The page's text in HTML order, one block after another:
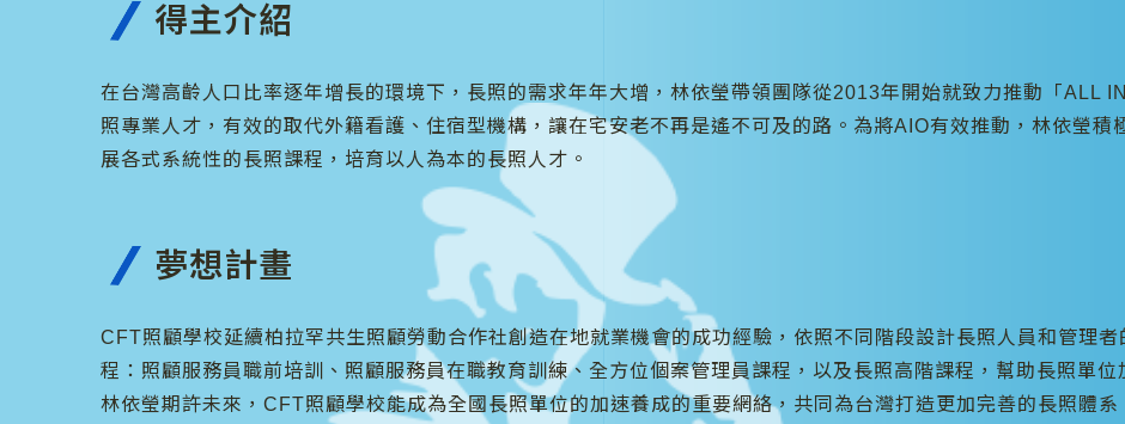
得主介紹
在台灣高齡人口比率逐年增長的環境下，長照的需求年年大增，林依瑩帶領團隊從2013年開始就致力推動「ALL
照專業人才，有效的取代外籍看護、住宿型機構，讓在宅安老不再是遙不可及的路。為將AIO有效推動，林依瑩
展各式系統性的長照課程，培育以人為本的長照人才。
夢想計畫
CFT照顧學校延續柏拉罕共生照顧勞動合作社創造在地就業機會的成功經驗，依照不同階段設計長照人員和管理
程：照顧服務員職前培訓、照顧服務員在職教育訓練、全方位個案管理員課程，以及長照高階課程，幫助長照單
林依瑩期許未來，CFT照顧學校能成為全國長照單位的加速養成的重要網絡，共同為台灣打造更加完善的長照體系